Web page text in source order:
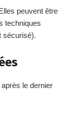
peuvent être
techniques
sécurisé).
le dernier